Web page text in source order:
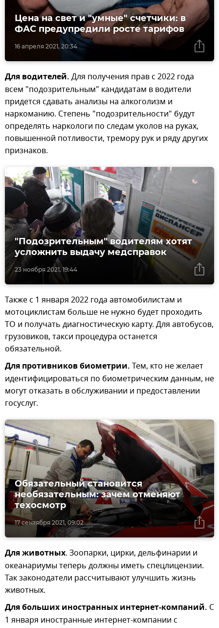
16 апреля 2021, 20:34
Цена на свет и "умные" счетчики: в
ФАС предупредили росте тарифов
Для водителей. Для получения прав с 2022 года
всем "подозрительным" кандидатам в водители
придется сдавать анализы на алкоголизм и
наркоманию. Степень "подозрительности" будут
определять наркологи по следам уколов на руках,
повышенной потливости, тремору рук и ряду других
признаков.
23 ноября 2021, 19:44
"Подозрительным" водителям хотят
усложнить выдачу медсправок
Также с 1 января 2022 года автомобилистам и
мотоциклистам больше не нужно будет проходить
ТО и получать диагностическую карту. Для автобусов,
грузовиков, такси процедура останется
обязательной.
Для противников биометрии. Тем, кто не желает
идентифицироваться по биометрическим данным, не
могут отказать в обслуживании и предоставлении
госуслуг.
17 сентября 2021, 09:02
Обязательный становится
необязательным: зачем отменяют
техосмотр
Для животных. Зоопарки, цирки, дельфинарии и
океанариумы теперь должны иметь спецлицензии.
Так законодатели рассчитывают улучшить жизнь
животных.
Для больших иностранных интернет-компаний. С
1 января иностранные интернет-компании с